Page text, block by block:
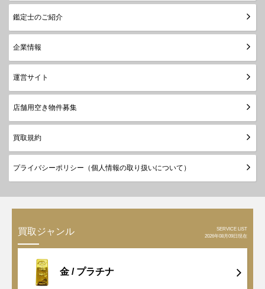
鑑定士のご紹介
企業情報
運営サイト
店舗用空き物件募集
買取規約
プライバシーポリシー（個人情報の取り扱いについて）
買取ジャンル
SERVICE LIST
2026年08月09日現在
金 / プラチナ